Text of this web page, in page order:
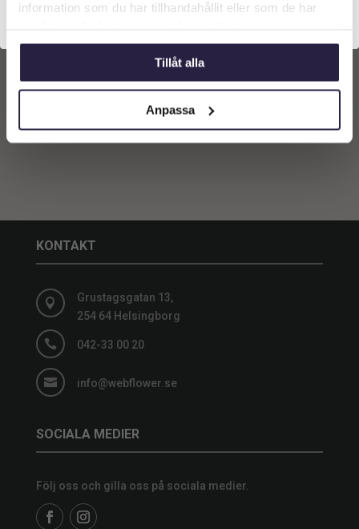
information som du har tillhandahållit eller som de har
Tillåt alla
Anpassa
Girlang grape
rostbrun/grön UV 118 cm
varukorg
KONTAKT

Grustagsgatan 13,
254 64 Helsingborg
 042-33 00 20
 info@webflower.se
SOCIALA MEDIER
Följ oss och gilla oss på sociala medier.
Privatkund (inkl. moms)